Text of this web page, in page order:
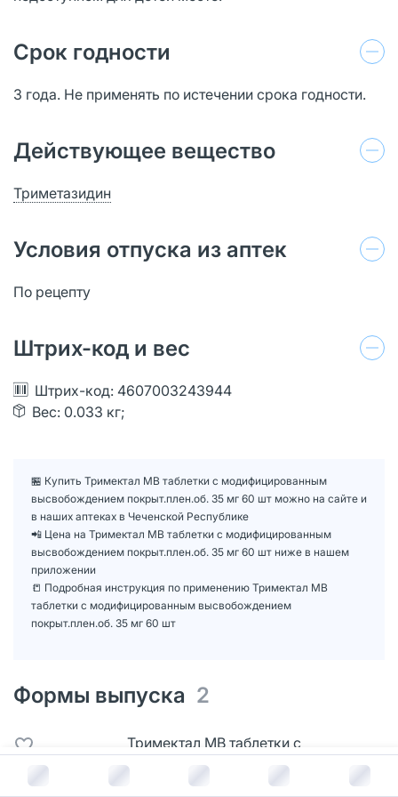
В корзину за
Срок годности
3 года. Не применять по истечении срока годности.
Действующее вещество
Триметазидин
Условия отпуска из аптек
По рецепту
Штрих-код и вес
Штрих-код: 4607003243944
Вес: 0.033 кг;
🏪 Купить Тримектал МВ таблетки с модифицированным
высвобождением покрыт.плен.об. 35 мг 60 шт можно на сайте и
в наших аптеках в Чеченской Республике
📲 Цена на Тримектал МВ таблетки с модифицированным
высвобождением покрыт.плен.об. 35 мг 60 шт ниже в нашем
приложении
📒 Подробная инструкция по применению Тримектал МВ
таблетки с модифицированным высвобождением
покрыт.плен.об. 35 мг 60 шт
Формы выпуска 2
Тримектал МВ таблетки с
модифицированным